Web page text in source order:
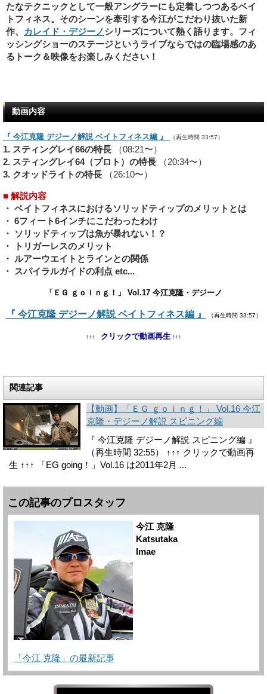
たなテクニックとして一般アングラーにも定着しつつあるベイ
トフィネス。そのシーンを牽引する今江がこだわり抜いた新
作、
カレイド・デジーノシリーズについて熱く語ります。フィ
ッシングショーのステージというライブならではの臨場感のあ
るトーク＆映像をお楽しみください！
動画内容
『 今江克隆 デジーノ解説 ベイトフィネス編 』 （再生時間 33:57）
1. スティングレイ66の特長 （08:21〜）
2. スティングレイ64（プロト）の特長 （20:34〜）
3. クオッドライトの特長 （26:10〜）
■ 解説内容
・ ベイトフィネスにおけるソリッドティップのメリットとは
・ 6フィート6インチにこだわったわけ
・ ソリッドティップは魚が暴れない！？
・ トリガーレスのメリット
・ ルアーウエイトとラインとの関係
・ スパイラルガイドの利点 etc...
「ＥＧ ｇｏｉｎｇ！」 Vol.17 今江克隆・デジーノ
『 今江克隆 デジーノ解説 ベイトフィネス編 』 （再生時間 33:57）
↑↑↑ クリックで動画再生 ↑↑↑
関連記事
【動画】「ＥＧ ｇｏｉｎｇ！」 Vol.16 今江
克隆・デジーノ解説 スピニング編
『 今江克隆 デジーノ解説 スピニング編 』
（再生時間 32:55） ↑↑↑ クリックで動画再
生 ↑↑↑ 「EG going！」Vol.16 は2011年2月 ...
この記事のプロスタッフ
今江 克隆
Katsutaka
Imae
「今江 克隆」の最新記事